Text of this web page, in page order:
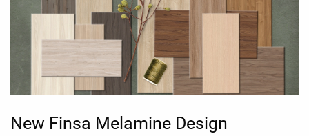
New Finsa Melamine Design